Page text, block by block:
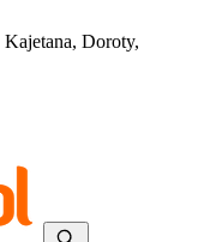
Kajetana, Doroty,